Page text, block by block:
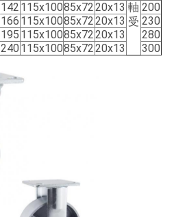
142 115x10085x7220x13 軸
受
200
166 115x10085x7220x13
230
195 115x10085x7220x13
280
240 115x10085x7220x13 300